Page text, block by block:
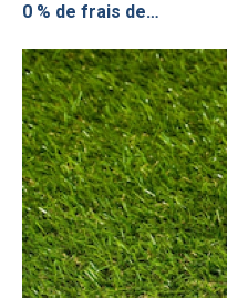
0 % de frais de…